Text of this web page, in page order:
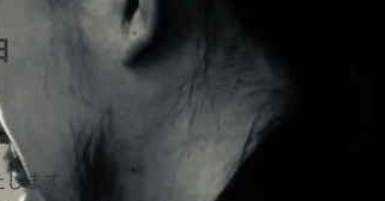
ます。